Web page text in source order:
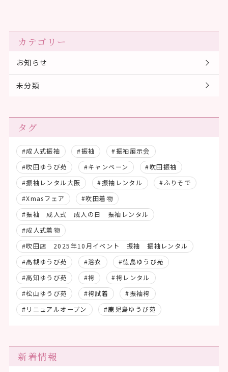
カテゴリー
お知らせ
未分類
タグ
#成人式振袖 #振袖
#振袖展示会
#吹田ゆうび苑
#キャンペーン
#吹田振袖
#振袖レンタル大阪
#振袖レンタル
#ふりそで
#Xmasフェア
#吹田着物
#振袖 成人式 成人の日 振袖レンタル
#成人式着物
#吹田店 2025年10月イベント 振袖 振袖レンタル
#高槻ゆうび苑
#浴衣
#徳島ゆうび苑
#高知ゆうび苑
#袴
#袴レンタル
#松山ゆうび苑
#袴試着
#振袖袴
#リニュアルオープン
#鹿児島ゆうび苑
新着情報